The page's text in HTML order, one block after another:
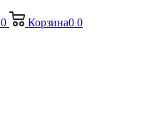
0 Корзина0 0